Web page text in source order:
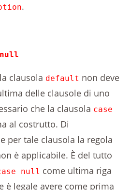
.
clausola default non deve
delle clausole di uno
che la clausola case
al costrutto. Di
per tale clausola la regola
è applicabile. È del tutto
null come ultima riga
è legale avere come prima